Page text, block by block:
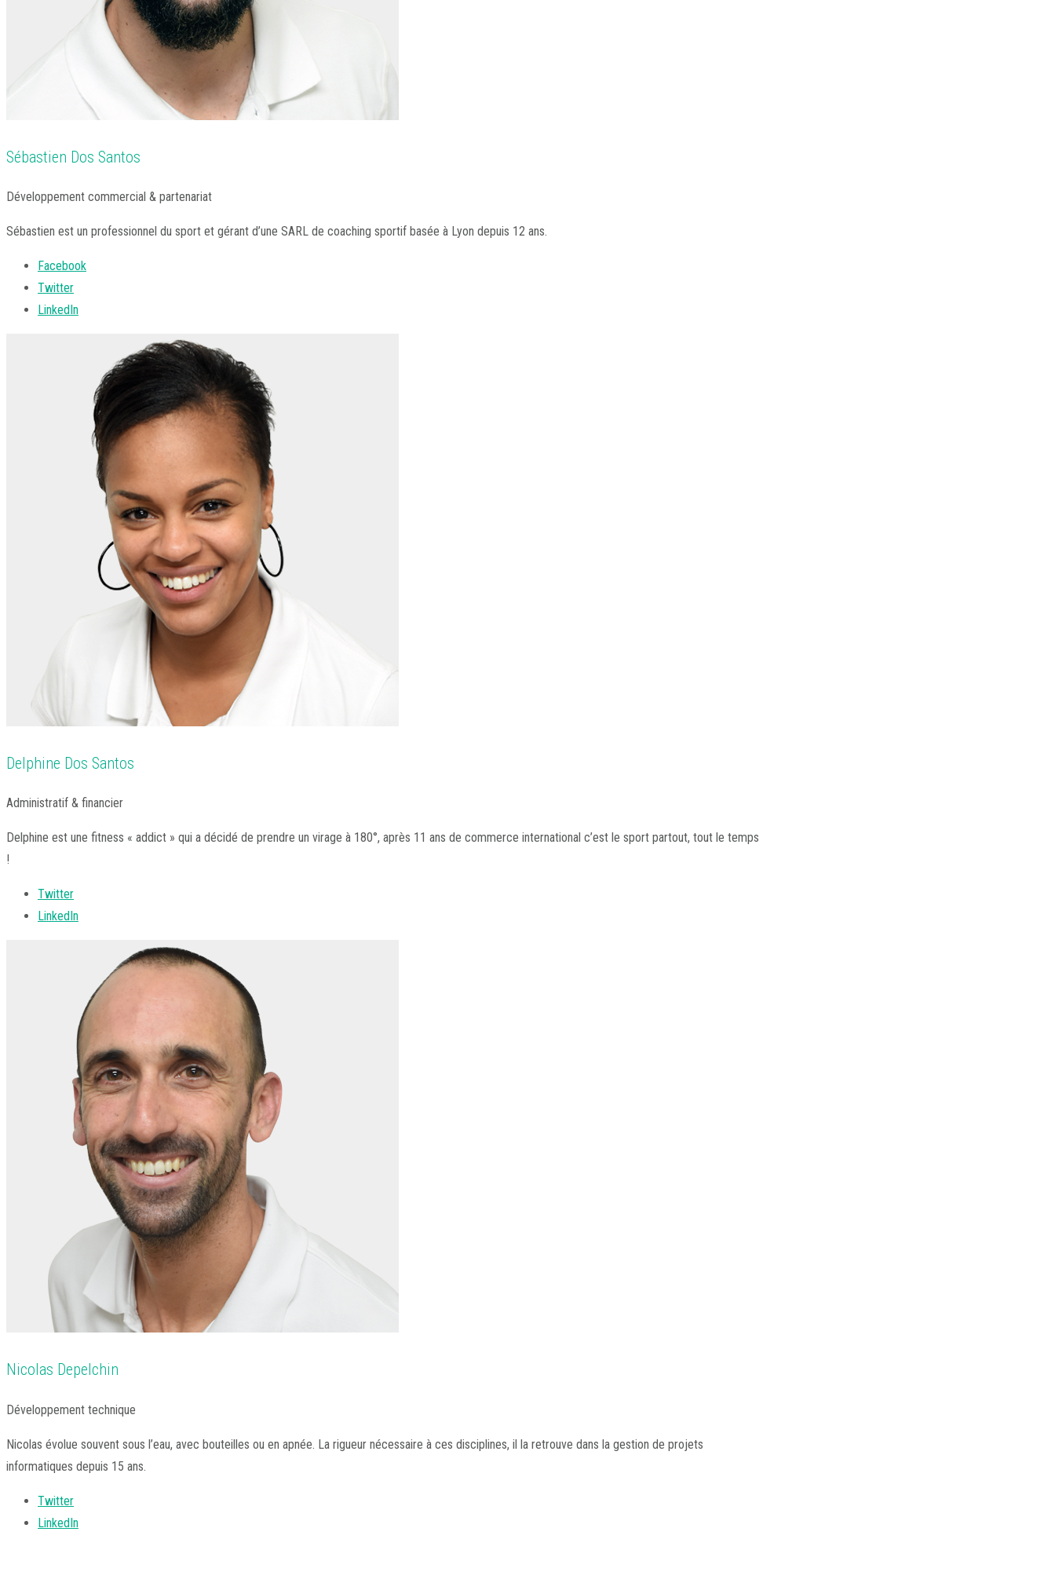
Sébastien Dos Santos
Développement commercial & partenariat
Sébastien est un professionnel du sport et gérant d’une SARL de coaching sportif basée à Lyon depuis 12 ans.
Facebook
Twitter
LinkedIn
Delphine Dos Santos
Administratif & financier
Delphine est une fitness « addict » qui a décidé de prendre un virage à 180°, après 11 ans de commerce international c’est le sport partout, tout le temps
!
Twitter
LinkedIn
Nicolas Depelchin
Développement technique
Nicolas évolue souvent sous l’eau, avec bouteilles ou en apnée. La rigueur nécessaire à ces disciplines, il la retrouve dans la gestion de projets
informatiques depuis 15 ans.
Twitter
LinkedIn